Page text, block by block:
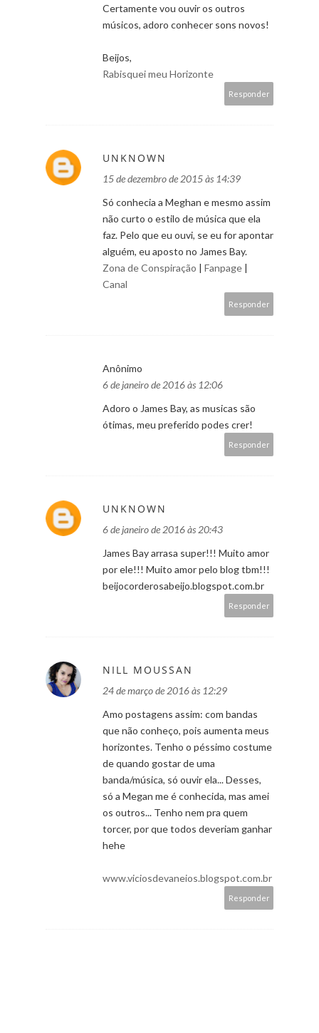
Certamente vou ouvir os outros
músicos, adoro conhecer sons novos!
Beijos,
Rabisquei meu Horizonte
Responder
UNKNOWN
15 de dezembro de 2015 às 14:39
Só conhecia a Meghan e mesmo assim
não curto o estilo de música que ela
faz. Pelo que eu ouvi, se eu for apontar
alguém, eu aposto no James Bay.
Zona de Conspiração | Fanpage |
Canal
Responder
Anônimo
6 de janeiro de 2016 às 12:06
Adoro o James Bay, as musicas são
ótimas, meu preferido podes crer!
Responder
UNKNOWN
6 de janeiro de 2016 às 20:43
James Bay arrasa super!!! Muito amor
por ele!!! Muito amor pelo blog tbm!!!
beijocorderosabeijo.blogspot.com.br
Responder
NILL MOUSSAN
24 de março de 2016 às 12:29
Amo postagens assim: com bandas
que não conheço, pois aumenta meus
horizontes. Tenho o péssimo costume
de quando gostar de uma
banda/música, só ouvir ela... Desses,
só a Megan me é conhecida, mas amei
os outros... Tenho nem pra quem
torcer, por que todos deveriam ganhar
hehe
www.viciosdevaneios.blogspot.com.br
Responder